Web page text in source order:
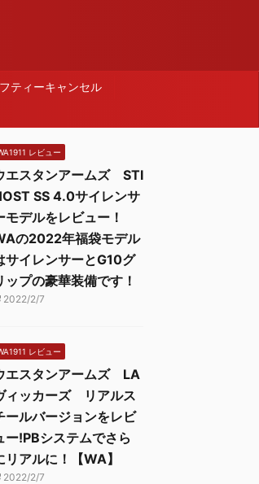
ティーキャンセル
レビュー
エスタンアームズ STI
SS 4.0サイレンサ
モデルをレビュー！
の2022年福袋モデル
サイレンサーとG10グ
ップの豪華装備です！
2022/2/7
レビュー
エスタンアームズ LA
ィッカーズ リアルス
ールバージョンをレビ
ー!PBシステムでさら
リアルに！【WA】
2022/2/7